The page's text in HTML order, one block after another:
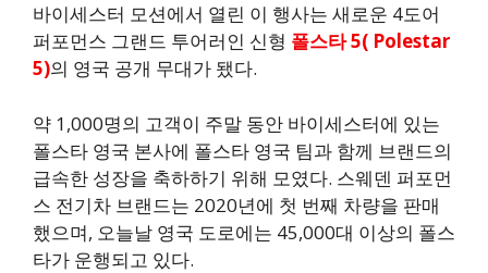
바이세스터 모션에서 열린 이 행사는 새로운 4도어
퍼포먼스 그랜드 투어러인 신형 폴스타 5( Polestar
5)의 영국 공개 무대가 됐다.
약 1,000명의 고객이 주말 동안 바이세스터에 있는
폴스타 영국 본사에 폴스타 영국 팀과 함께 브랜드의
급속한 성장을 축하하기 위해 모였다. 스웨덴 퍼포먼
스 전기차 브랜드는 2020년에 첫 번째 차량을 판매
했으며, 오늘날 영국 도로에는 45,000대 이상의 폴스
타가 운행되고 있다.